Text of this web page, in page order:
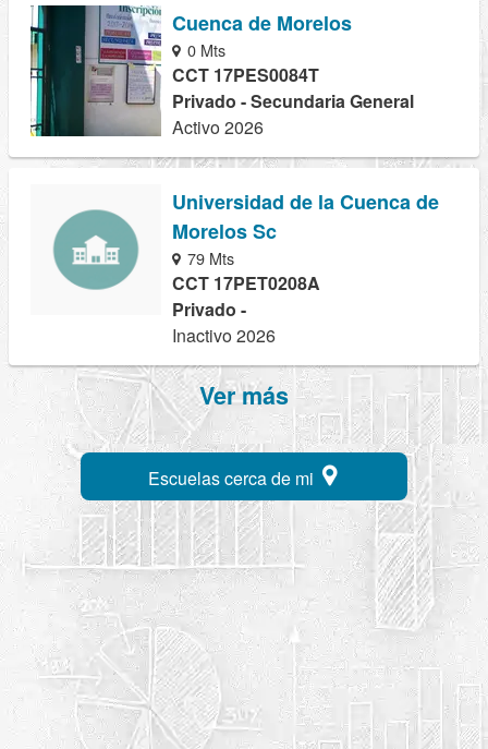
Cuenca de Morelos
0 Mts
CCT 17PES0084T
Privado - Secundaria General
Activo 2026
Universidad de la Cuenca de
Morelos Sc
79 Mts
CCT 17PET0208A
Privado -
Inactivo 2026
Ver más
Escuelas cerca de mi